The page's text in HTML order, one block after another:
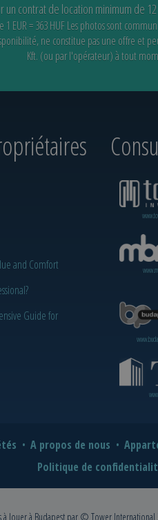
contrat de location minimum de
EUR = 363 HUFLes photos sont
ne constitue pas une offre et
Kft. (ou par l'opérateur) à tout
and Comfort
Guide for
A propos de nous
Politique de
à louer à Budapest par © Tower International